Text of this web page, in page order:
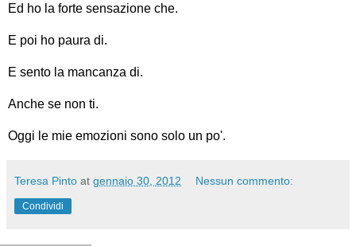
Ed ho la forte sensazione che.
E poi ho paura di.
E sento la mancanza di.
Anche se non ti.
Oggi le mie emozioni sono solo un po'.
Teresa Pinto at gennaio 30, 2012 Nessun commento:
Condividi